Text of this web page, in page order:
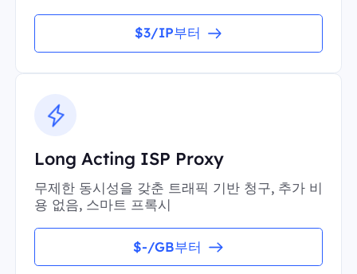
$3/IP부터
Long Acting ISP Proxy
무제한 동시성을 갖춘 트래픽 기반 청구, 추가 비
용 없음, 스마트 프록시
$-/GB부터